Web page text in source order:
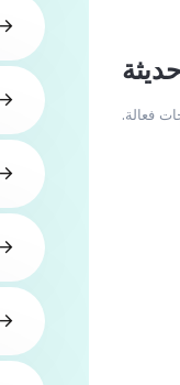
فعالة.